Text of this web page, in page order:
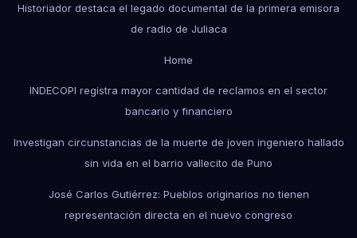
Historiador destaca el legado documental de la primera emisora
de radio de Juliaca
Home
INDECOPI registra mayor cantidad de reclamos en el sector
bancario y financiero
Investigan circunstancias de la muerte de joven ingeniero hallado
sin vida en el barrio vallecito de Puno
José Carlos Gutiérrez: Pueblos originarios no tienen
representación directa en el nuevo congreso